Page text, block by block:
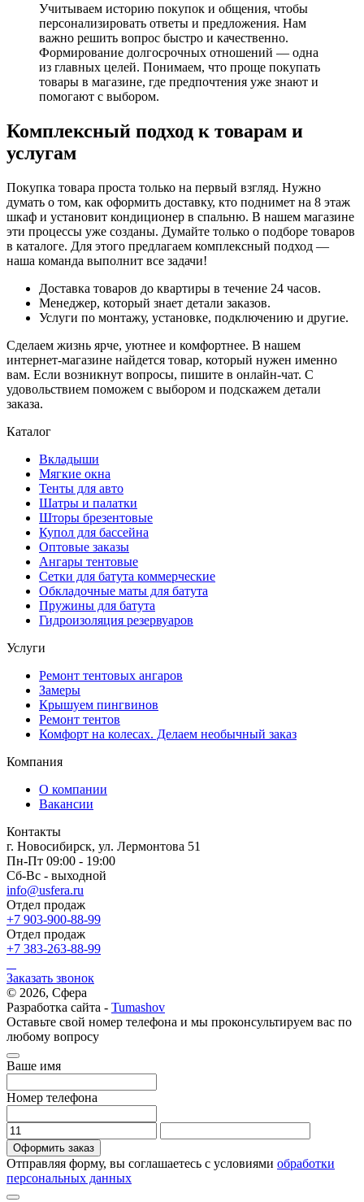
Учитываем историю покупок и общения, чтобы
персонализировать ответы и предложения. Нам
важно решить вопрос быстро и качественно.
Формирование долгосрочных отношений — одна
из главных целей. Понимаем, что проще покупать
товары в магазине, где предпочтения уже знают и
помогают с выбором.
Комплексный подход к товарам и
услугам
Покупка товара проста только на первый взгляд. Нужно
думать о том, как оформить доставку, кто поднимет на 8 этаж
шкаф и установит кондиционер в спальню. В нашем магазине
эти процессы уже созданы. Думайте только о подборе товаров
в каталоге. Для этого предлагаем комплексный подход —
наша команда выполнит все задачи!
Доставка товаров до квартиры в течение 24 часов.
Менеджер, который знает детали заказов.
Услуги по монтажу, установке, подключению и другие.
Сделаем жизнь ярче, уютнее и комфортнее. В нашем
интернет-магазине найдется товар, который нужен именно
вам. Если возникнут вопросы, пишите в онлайн-чат. С
удовольствием поможем с выбором и подскажем детали
заказа.
Каталог
Вкладыши
Мягкие окна
Тенты для авто
Шатры и палатки
Шторы брезентовые
Купол для бассейна
Оптовые заказы
Ангары тентовые
Сетки для батута коммерческие
Обкладочные маты для батута
Пружины для батута
Гидроизоляция резервуаров
Услуги
Ремонт тентовых ангаров
Замеры
Крышуем пингвинов
Ремонт тентов
Комфорт на колесах. Делаем необычный заказ
Компания
О компании
Вакансии
Контакты
г. Новосибирск, ул. Лермонтова 51
Пн-Пт 09:00 - 19:00
Сб-Вс - выходной
info@usfera.ru
Отдел продаж
+7 903-900-88-99
Отдел продаж
+7 383-263-88-99
Заказать звонок
© 2026, Сфера
Разработка сайта - Tumashov
Оставьте свой номер телефона и мы проконсультируем вас по
любому вопросу
Ваше имя
Номер телефона
Оформить заказ
Отправляя форму, вы соглашаетесь с условиями обработки
персональных данных